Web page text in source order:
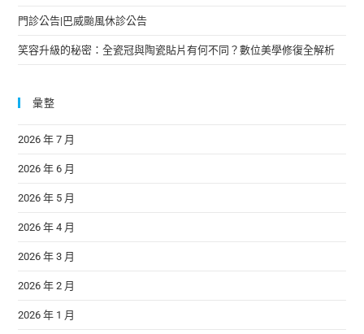
門診公告|巴威颱風休診公告
笑容升級的秘密：全瓷冠與陶瓷貼片有何不同？數位美學修復全解析
彙整
2026 年 7 月
2026 年 6 月
2026 年 5 月
2026 年 4 月
2026 年 3 月
2026 年 2 月
2026 年 1 月